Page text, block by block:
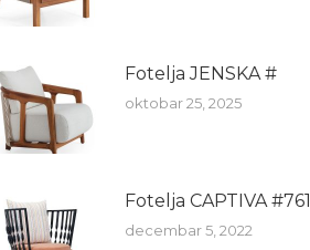
Fotelja JENSKA #
oktobar 25, 2025
Fotelja CAPTIVA #761
decembar 5, 2022